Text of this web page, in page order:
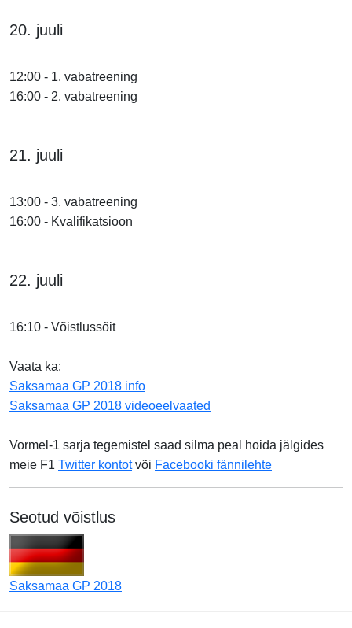
20. juuli
12:00 - 1. vabatreening
16:00 - 2. vabatreening
21. juuli
13:00 - 3. vabatreening
16:00 - Kvalifikatsioon
22. juuli
16:10 - Võistlussõit
Vaata ka:
Saksamaa GP 2018 info
Saksamaa GP 2018 videoeelvaated
Vormel-1 sarja tegemistel saad silma peal hoida jälgides
meie F1 Twitter kontotvõi Facebooki fännilehte
Seotud võistlus
Saksamaa GP 2018